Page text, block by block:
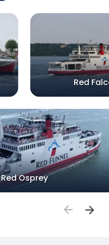
Red
Red Osprey